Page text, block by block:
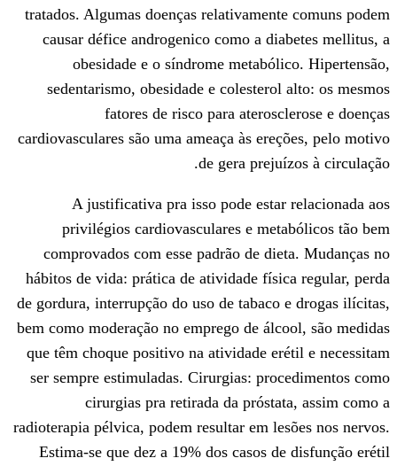
tratados. Algumas doenças
causar défice androgenico como a
obesidade e o síndrome
sedentarismo, obesidade e
fatores de risco para
cardiovasculares são uma ameaça às
de gera
A justificativa pra isso pode
privilégios cardiovasculares e
comprovados com esse padrão de
hábitos de vida: prática de atividade
de gordura, interrupção do uso de
bem como moderação no emprego de
que têm choque positivo na atividade
ser sempre estimuladas. Cirurgias:
cirurgias pra retirada da
radioterapia pélvica, podem resultar em
Estima-se que dez a 19% dos casos